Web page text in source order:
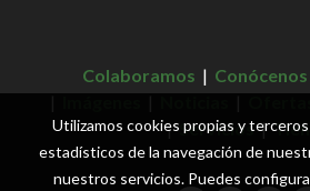
Colaboramos | Conócenos
| Servicios|
Utilizamos cookies propias y
estadísticos de la navegación de
nuestros servicios. Puedes